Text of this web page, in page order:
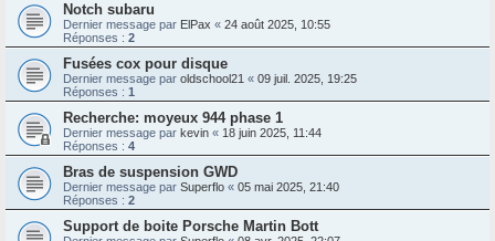
Notch subaru
Dernier message par ElPax « 24 août 2025, 10:55
Réponses : 2
Fusées cox pour disque
Dernier message par oldschool21 « 09 juil. 2025, 19:25
Réponses : 1
Recherche: moyeux 944 phase 1
Dernier message par kevin « 18 juin 2025, 11:44
Réponses : 4
Bras de suspension GWD
Dernier message par Superflo « 05 mai 2025, 21:40
Réponses : 2
Support de boite Porsche Martin Bott